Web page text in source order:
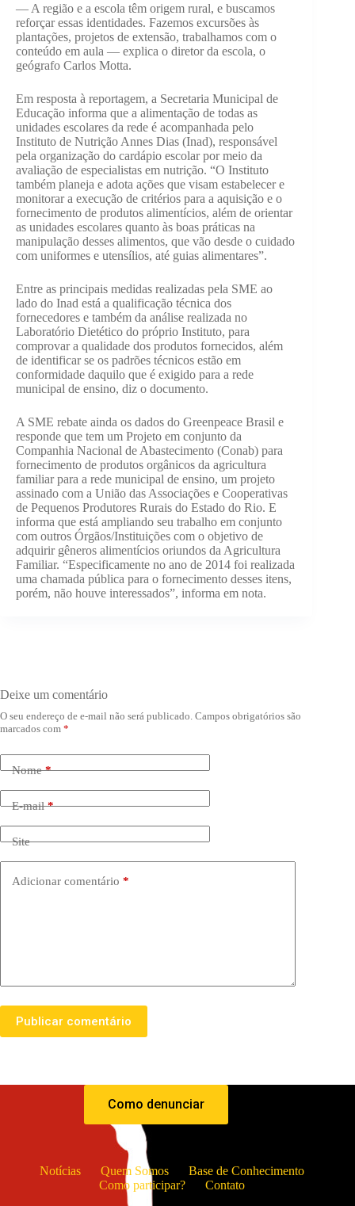
— A região e a escola têm origem rural, e buscamos
reforçar essas identidades. Fazemos excursões às
plantações, projetos de extensão, trabalhamos com o
conteúdo em aula — explica o diretor da escola, o
geógrafo Carlos Motta.
Em resposta à reportagem, a Secretaria Municipal de
Educação informa que a alimentação de todas as
unidades escolares da rede é acompanhada pelo
Instituto de Nutrição Annes Dias (Inad), responsável
pela organização do cardápio escolar por meio da
avaliação de especialistas em nutrição. “O Instituto
também planeja e adota ações que visam estabelecer e
monitorar a execução de critérios para a aquisição e o
fornecimento de produtos alimentícios, além de orientar
as unidades escolares quanto às boas práticas na
manipulação desses alimentos, que vão desde o cuidado
com uniformes e utensílios, até guias alimentares”.
Entre as principais medidas realizadas pela SME ao
lado do Inad está a qualificação técnica dos
fornecedores e também da análise realizada no
Laboratório Dietético do próprio Instituto, para
comprovar a qualidade dos produtos fornecidos, além
de identificar se os padrões técnicos estão em
conformidade daquilo que é exigido para a rede
municipal de ensino, diz o documento.
A SME rebate ainda os dados do Greenpeace Brasil e
responde que tem um Projeto em conjunto da
Companhia Nacional de Abastecimento (Conab) para
fornecimento de produtos orgânicos da agricultura
familiar para a rede municipal de ensino, um projeto
assinado com a União das Associações e Cooperativas
de Pequenos Produtores Rurais do Estado do Rio. E
informa que está ampliando seu trabalho em conjunto
com outros Órgãos/Instituições com o objetivo de
adquirir gêneros alimentícios oriundos da Agricultura
Familiar. “Especificamente no ano de 2014 foi realizada
uma chamada pública para o fornecimento desses itens,
porém, não houve interessados”, informa em nota.
Deixe um comentário
O seu endereço de e-mail não será publicado. Campos obrigatórios são
marcados com *
Nome*
E-mail*
Site
Adicionar comentário *
Publicar comentário
Como denunciar
Notícias Quem Somos
Base de Conhecimento
Como participar?
Contato